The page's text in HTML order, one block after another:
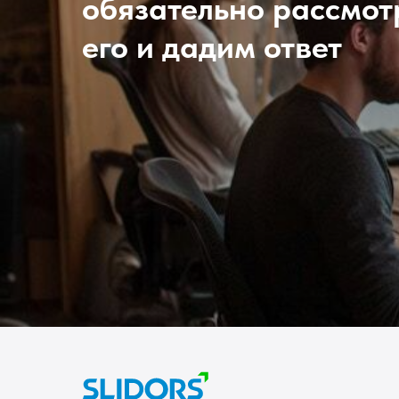
обязательно
его и дадим ответ